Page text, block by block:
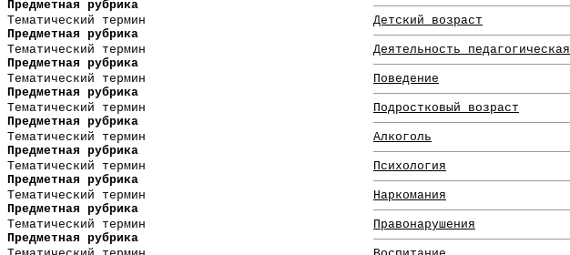
Предметная рубрика
Тематический термин
Детский возраст
Предметная рубрика
Тематический термин
Деятельность педагогическая
Предметная рубрика
Тематический термин
Поведение
Предметная рубрика
Тематический термин
Подростковый возраст
Предметная рубрика
Тематический термин
Алкоголь
Предметная рубрика
Тематический термин
Психология
Предметная рубрика
Тематический термин
Наркомания
Предметная рубрика
Тематический термин
Правонарушения
Предметная рубрика